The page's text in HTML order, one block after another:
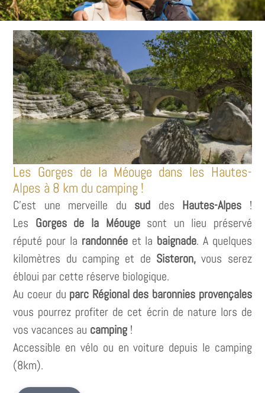
Les Gorges de la Méouge dans les Hautes-
Alpes à 8 km du camping !
C'est une merveille du sud des Hautes-Alpes !
Les Gorges de la Méougesont un lieu préservé
réputé pour la randonnéeet la baignade. A quelques
kilomètres du camping et de Sisteron,vous serez
ébloui par cette réserve biologique.
Au coeur du parc Régional des baronnies provençales
vous pourrez profiter de cet écrin de nature lors de
vos vacances au camping !
Accessible en vélo ou en voiture depuis le camping
(8km).